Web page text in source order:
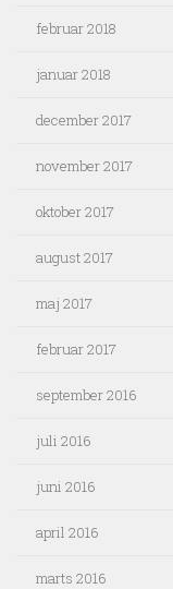
februar 2018
januar 2018
december 2017
november 2017
oktober 2017
august 2017
maj 2017
februar 2017
september 2016
juli 2016
juni 2016
april 2016
marts 2016